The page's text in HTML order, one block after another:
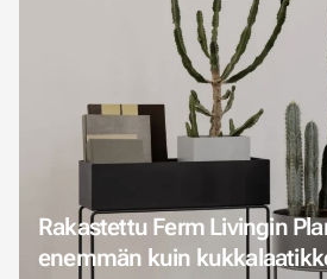
Rakastettu Ferm Livingin
enemmän kuin